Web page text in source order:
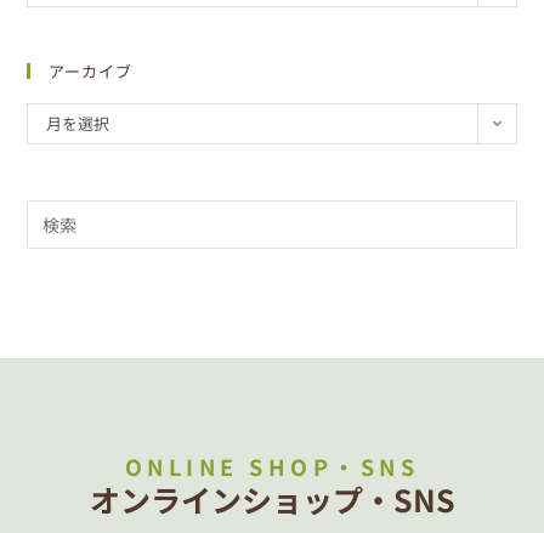
アーカイブ
月を選択
ONLINE SHOP・SNS
オンラインショップ・SNS